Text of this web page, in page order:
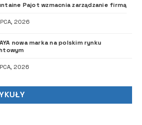
Pajot wzmacnia zarządzanie firmą
2026
nowa marka na polskim rynku
2026